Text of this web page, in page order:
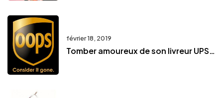
février 18, 2019
Tomber amoureux de son livreur UPS…